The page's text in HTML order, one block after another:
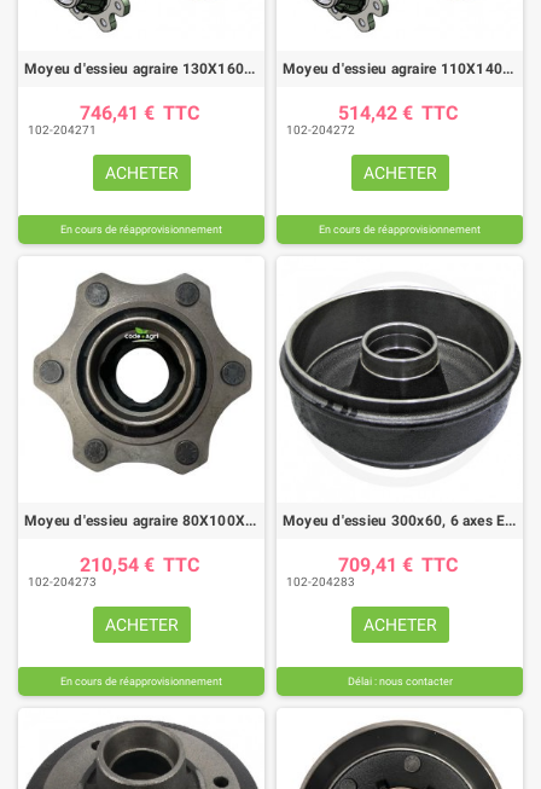
Moyeu d'essieu agraire 130X160, 1008 FF tambour Ø400X80
746,41 € TTC
102-204271
ACHETER
En cours de réapprovisionnement
Moyeu d'essieu agraire 110X140, 9008 FF tambour Ø400X80
514,42 € TTC
102-204272
ACHETER
En cours de réapprovisionnement
Moyeu d'essieu agraire 80X100X250, 7006 NFF
210,54 € TTC
102-204273
ACHETER
En cours de réapprovisionnement
Moyeu d'essieu 300x60, 6 axes EA 205
709,41 € TTC
102-204283
ACHETER
Délai : nous contacter